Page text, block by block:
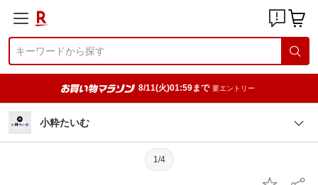
8/11(火)01:59まで 要エントリー
小粋たいむ
1/4